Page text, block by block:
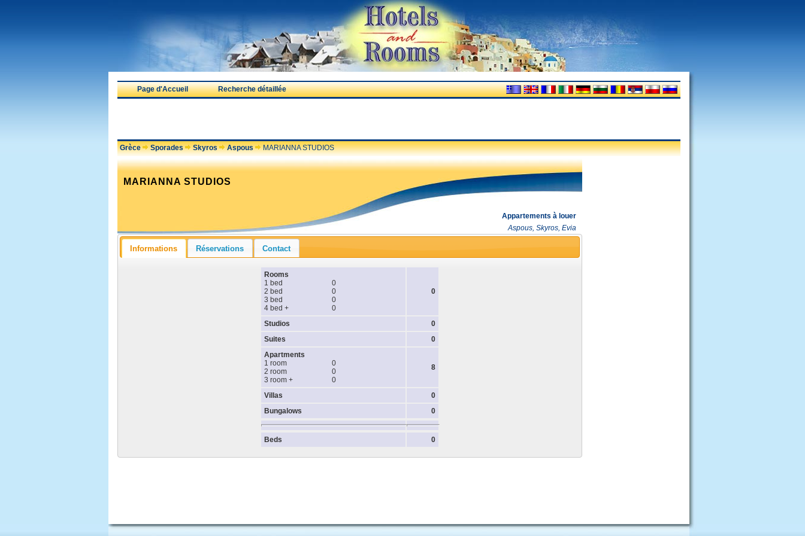
Page d'Accueil Recherche détaillée
Grèce Sporades Skyros Aspous MARIANNA STUDIOS
MARIANNA STUDIOS
Appartements à louer
Aspous, Skyros, Evia
Informations Réservations Contact
Rooms
1 bed
0
2 bed
0
3 bed
0
4 bed +
0
0
Studios
0
Suites
0
Apartments
1 room
0
2 room
0
3 room +
0
8
Villas
0
Bungalows
0
Beds 0